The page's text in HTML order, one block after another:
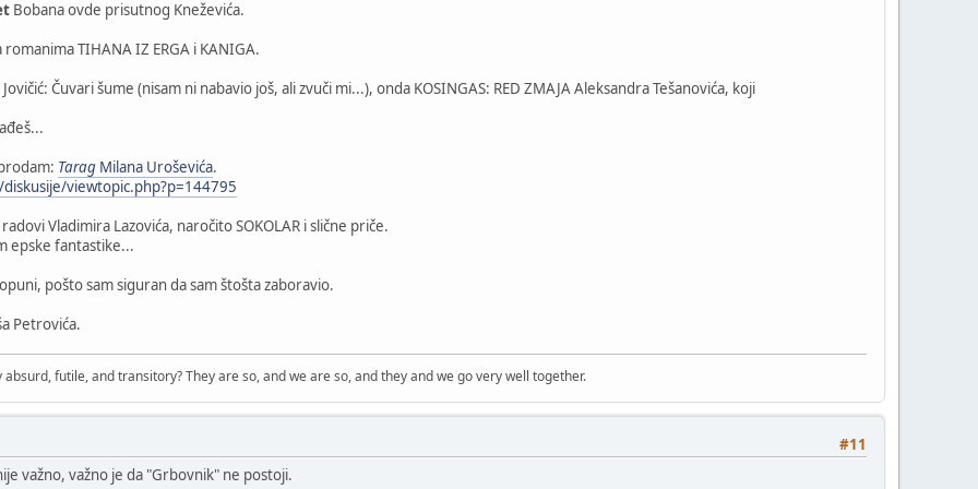
Bobana ovde prisutnog Kneževića.
TIHANA IZ ERGA i KANIGA.
Čuvari šume (nisam ni nabavio još, ali zvuči mi...), onda KOSINGAS: RED ZMAJA Aleksandra Tešanovića, koji
Tarag Milana Uroševića.
viewtopic.php?p=144795
Vladimira Lazovića, naročito SOKOLAR i slične priče.
epske fantastike...
pošto sam siguran da sam štošta zaboravio.
Petrovića.
futile, and transitory? They are so, and we are so, and they and we go very well together.
#11
važno, važno je da "Grbovnik" ne postoji.